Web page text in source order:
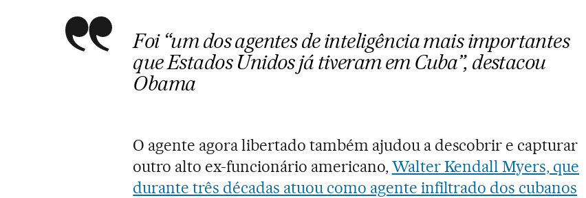
Foi “um dos agentes de inteligência mais importantes
que Estados Unidos já tiveram em Cuba”, destacou
Obama
O agente agora libertado também ajudou a descobrir e capturar
outro alto ex-funcionário americano,Walter Kendall Myers, que
durante três décadas atuou como agente infiltrado dos cubanos